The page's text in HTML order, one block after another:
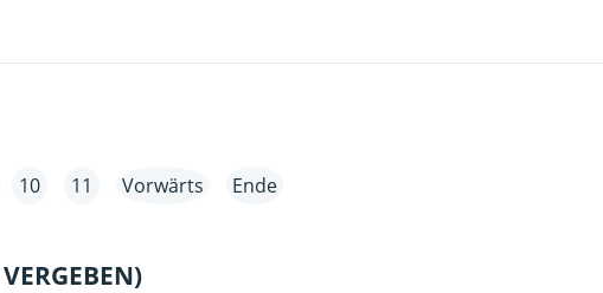
MAL
UND
10 11 Vorwärts Ende